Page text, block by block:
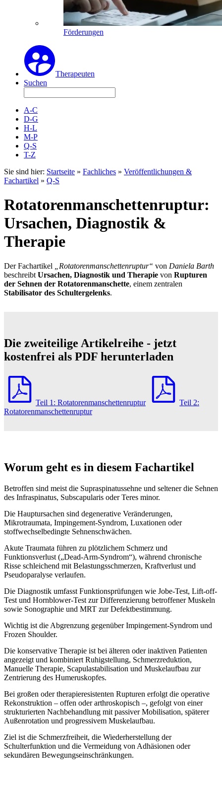
Förderungen
Therapeuten
Suchen
A-C
D-G
H-L
M-P
Q-S
T-Z
Sie sind hier: Startseite » Fachliches » Veröffentlichungen &
Fachartikel » Q-S
Rotatorenmanschettenruptur:
Ursachen, Diagnostik &
Therapie
Der Fachartikel „Rotatorenmanschettenruptur“ von Daniela Barth
beschreibt Ursachen, Diagnostik und Therapie von Rupturen
der Sehnen der Rotatorenmanschette, einem zentralen
Stabilisator des Schultergelenks.
Die zweiteilige Artikelreihe - jetzt
kostenfrei als PDF herunterladen
Teil 1: Rotatorenmanschettenruptur
Teil 2:
Rotatorenmanschettenruptur
Worum geht es in diesem Fachartikel
Betroffen sind meist die Supraspinatussehne und seltener die Sehnen
des Infraspinatus, Subscapularis oder Teres minor.
Die Hauptursachen sind degenerative Veränderungen,
Mikrotraumata, Impingement-Syndrom, Luxationen oder
stoffwechselbedingte Sehnenschwächen.
Akute Traumata führen zu plötzlichem Schmerz und
Funktionsverlust („Dead-Arm-Syndrom“), während chronische
Risse schleichend mit Belastungsschmerzen, Kraftverlust und
Pseudoparalyse verlaufen.
Die Diagnostik umfasst Funktionsprüfungen wie Jobe-Test, Lift-off-
Test und Hornblower-Test zur Differenzierung betroffener Muskeln
sowie Sonographie und MRT zur Defektbestimmung.
Wichtig ist die Abgrenzung gegenüber Impingement-Syndrom und
Frozen Shoulder.
Die konservative Therapie ist bei älteren oder inaktiven Patienten
angezeigt und kombiniert Ruhigstellung, Schmerzreduktion,
Manuelle Therapie, Scapulastabilisation und Muskelaufbau zur
Zentrierung des Humeruskopfes.
Bei großen oder therapieresistenten Rupturen erfolgt die operative
Rekonstruktion – offen oder arthroskopisch –, gefolgt von einer
strukturierten Nachbehandlung mit passiver Mobilisation, späterer
Außenrotation und progressivem Muskelaufbau.
Ziel ist die Schmerzfreiheit, die Wiederherstellung der
Schulterfunktion und die Vermeidung von Adhäsionen oder
sekundären Bewegungseinschränkungen.